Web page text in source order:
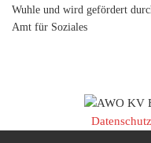
Wuhle und wird gefördert
Amt für Soziales